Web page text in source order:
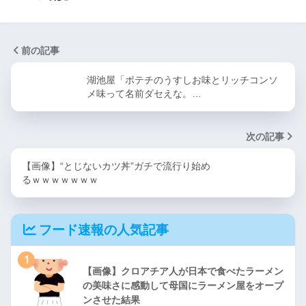
前の記事
湖池屋「ポテチのうすしお味とリッチコンソ
メ味って名前ダセえな。…
次の記事
【画像】“とじないカツ丼”ガチで流行り始め
るｗｗｗｗｗｗｗ
フード速報の人気記事
1
【画像】クロアチア人が日本で食べたラーメン
の美味さに感動して母国にラーメン屋をオープ
ンさせた結果